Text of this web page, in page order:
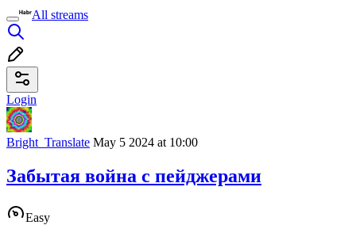
All streams
Login
Bright_Translate May 5 2024 at 10:00
Забытая война с пейджерами
Easy